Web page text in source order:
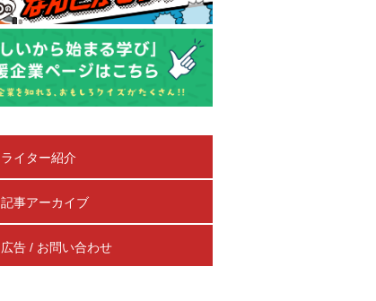
ライター紹介
記事アーカイブ
広告 / お問い合わせ